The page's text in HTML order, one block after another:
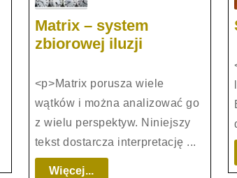
Matrix – system
zbiorowej iluzjiMatrix
system
zbiorowej
iluzji
<p>Matrix porusza wiele
wątków i można analizować go
z wielu perspektyw. Niniejszy
tekst dostarcza interpretację ...
Więcej...